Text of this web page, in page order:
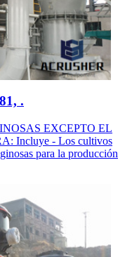
.
EXCEPTO EL
Incluye - Los cultivos
para la producción